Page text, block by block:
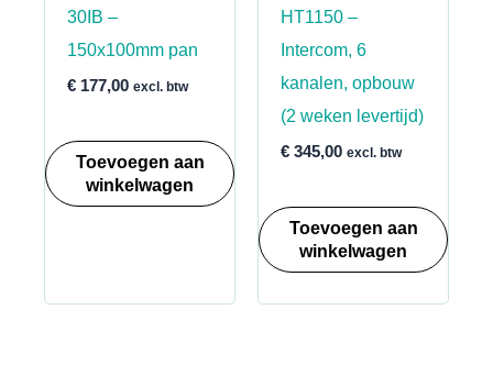
30IB –
150x100mm pan
€177,00 excl. btw
Toevoegen aan
winkelwagen
HT1150 –
Intercom, 6
kanalen, opbouw
(2 weken levertijd)
€345,00 excl. btw
Toevoegen aan
winkelwagen